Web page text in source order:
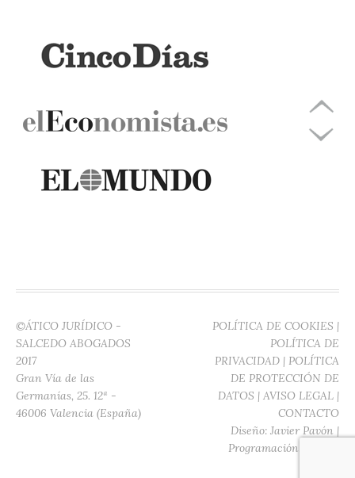
©ÁTICO JURÍDICO -
SALCEDO ABOGADOS
2017
Gran Vía de las
Germanías, 25. 12ª -
46006 Valencia (España)
POLÍTICA DE COOKIES |
POLÍTICA DE
PRIVACIDAD | POLÍTICA
DE PROTECCIÓN DE
DATOS | AVISO LEGAL |
CONTACTO
Diseño: Javier Pavón |
Programación: